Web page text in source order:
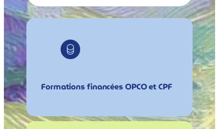
Formations financées OPCO et CPF